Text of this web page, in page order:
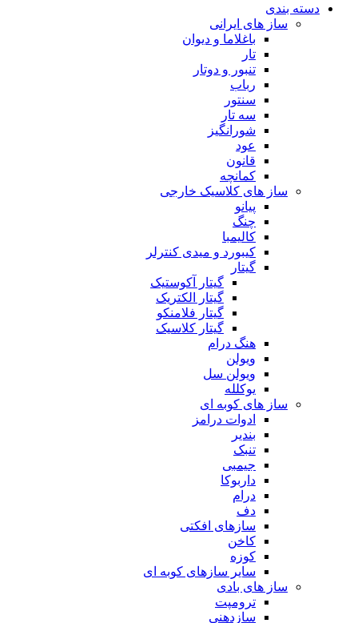
دسته بندی
ساز های ایرانی
باغلاما و دیوان
تار
تنبور و دوتار
رباب
سنتور
سه تار
شورانگیز
عود
قانون
کمانچه
ساز های کلاسیک خارجی
پیانو
چنگ
کالیمبا
کیبورد و میدی کنترلر
گیتار
گیتار آکوستیک
گیتار الکتریک
گیتار فلامنکو
گیتار کلاسیک
هنگ درام
ویولن
ویولن سل
یوکلله
ساز های کوبه ای
ادوات درامز
بندیر
تنبک
جیمبی
داربوکا
درام
دف
سازهای افکتی
کاخن
کوزه
سایر سازهای کوبه ای
ساز های بادی
ترومپت
سازدهنی